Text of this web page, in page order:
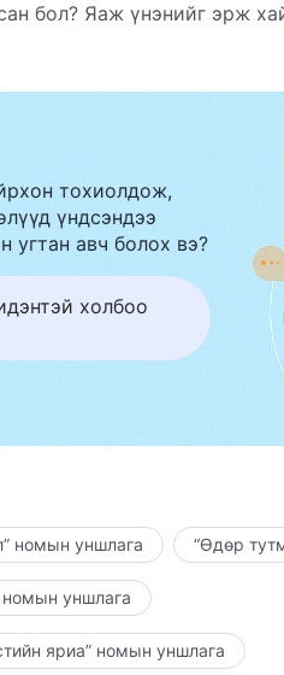
бол? Яаж үнэнийг эрж
тохиолдож,
үндсэндээ
угтан авч болох вэ?
холбоо
номын уншлага “Өдөр
номын уншлага
яриа” номын уншлага